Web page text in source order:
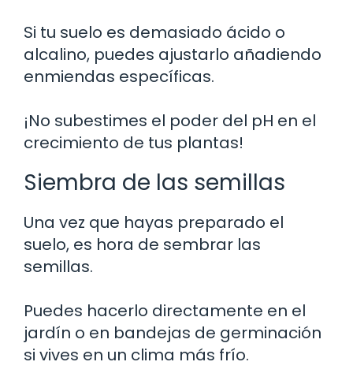
Si tu suelo es demasiado ácido o
alcalino, puedes ajustarlo añadiendo
enmiendas específicas.
¡No subestimes el poder del pH en el
crecimiento de tus plantas!
Siembra de las semillas
Una vez que hayas preparado el
suelo, es hora de sembrar las
semillas.
Puedes hacerlo directamente en el
jardín o en bandejas de germinación
si vives en un clima más frío.